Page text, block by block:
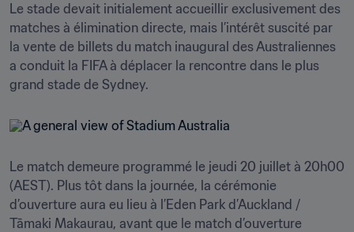
Le stade devait initialement accueillir exclusivement des
matches à élimination directe, mais l’intérêt suscité par
la vente de billets du match inaugural des Australiennes
a conduit la FIFA à déplacer la rencontre dans le plus
grand stade de Sydney.
Le match demeure programmé le jeudi 20 juillet à 20h00
(AEST). Plus tôt dans la journée, la cérémonie
d’ouverture aura eu lieu à l’Eden Park d’Auckland /
Tāmaki Makaurau, avant que le match d’ouverture